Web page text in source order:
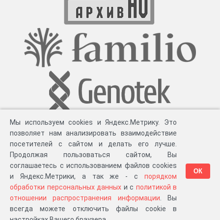
text-align: center;} h2 {font-size: 1.34rem; text-align: center;}
h3 {font-size: 1.3rem; text-align: center;} h4 {font-size: 1.25rem;
text-align: center;} h5 {font-size: 1.18rem; text-align: center;}
h6 {font-size: 1.12rem; text-align: center;}
Разработка компании «Великіе предки», 2023-2026 гг. Блог.Суть проекта
Персональные данные.Распространение информации . ЧаВО. Сборка 111.35
Мы используем cookies и Яндекс.Метрику. Это
позволяет нам анализировать взаимодействие
посетителей с сайтом и делать его лучше.
Продолжая пользоваться сайтом, Вы
соглашаетесь с использованием файлов cookies
и Яндекс.Метрики, а так же - с порядком
обработки персональных данных и с политикой в
отношении распространения информации . Вы
всегда можете отключить файлы cookie в
ОК
в «Мои документы»